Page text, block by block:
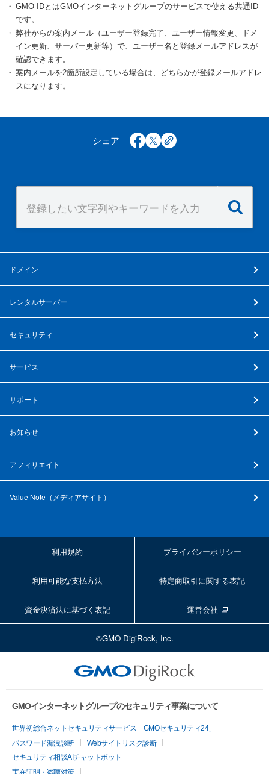
GMO IDとはGMOインターネットグループのサービスで使える共通ID
です。
弊社からの案内メール（ユーザー登録完了、ユーザー情報変更、ドメ
イン更新、サーバー更新等）で、ユーザー名と登録メールアドレスが
確認できます。
案内メールを2箇所設定している場合は、どちらかが登録メールアドレ
スになります。
シェア facebook
x copy
ドメイン
レンタルサーバー
セキュリティ
サービス
サポート
お知らせ
アフィリエイト
Value Note（ メディアサイト ）
利用規約 プライバシーポリシー
利用可能な支払方法 特定商取引に関する表記
資金決済法に基づく表記 運営会社
©GMO DigiRock, Inc.
GMOインターネットグループのセキュリティ事業について
世界初総合ネットセキュリティサービス「GMOセキュリティ24」
パスワード漏洩診断
Webサイトリスク診断
セキュリティ相談AIチャットボット
実在証明・盗聴対策